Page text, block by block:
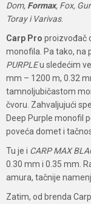
Dom, Formax, Fox,
Toray i Varivas.
Carp Pro proizvođač
monofila. Pa tako, na
PURPLEu sledećim
mm – 1200 m, 0.32
tamnoljubičastom
čvoru. Zahvaljujući
Deep Purple monofil
poveća domet i
Tu je i CARP MAX
0.30 mm i 0.35 mm.
amura, tačnije
Zatim, od brenda